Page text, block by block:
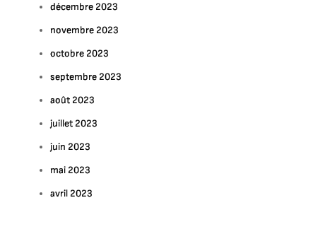
décembre 2023
novembre 2023
octobre 2023
septembre 2023
août 2023
juillet 2023
juin 2023
mai 2023
avril 2023